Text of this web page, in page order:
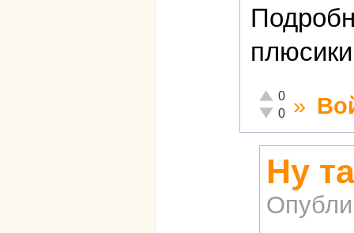
Отлично!
0
Неадекватно!
0 »
Ну